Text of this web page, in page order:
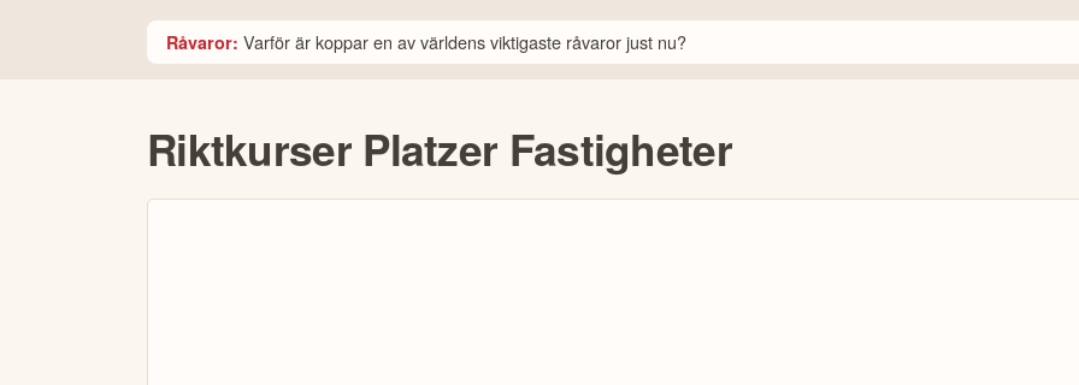
Råvaror: Varför är koppar en av världens viktigaste råvaror just nu?
Riktkurser Platzer Fastigheter